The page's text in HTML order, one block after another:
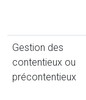
Gestion des
contentieux ou
précontentieux